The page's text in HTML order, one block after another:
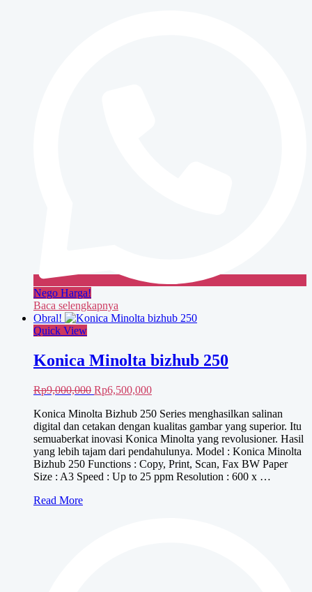
Nego Harga!
Baca selengkapnya
Obral!
Quick View
Konica Minolta bizhub 250
Rp9,000,000 Harga
adalah:
Rp9,000,000.
Rp6,500,000Harga
ini
adalah:
Rp6,500,000.
Konica Minolta Bizhub 250 Series menghasilkan salinan
digital dan cetakan dengan kualitas gambar yang superior. Itu
semuaberkat inovasi Konica Minolta yang revolusioner. Hasil
yang lebih tajam dari pendahulunya. Model : Konica Minolta
Bizhub 250 Functions : Copy, Print, Scan, Fax BW Paper
Size : A3 Speed : Up to 25 ppm Resolution : 600 x …
Konica
Read More